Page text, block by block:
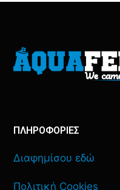
ΠΛΗΡΟΦΟΡΙΕΣ
Διαφημίσου εδώ
Πολιτική Cookies